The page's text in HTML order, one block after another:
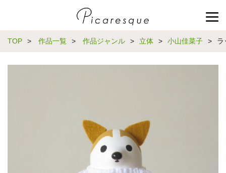
TOP > 作品一覧 > 作品ジャンル > 立体 > 小山佳菜子 > ラ